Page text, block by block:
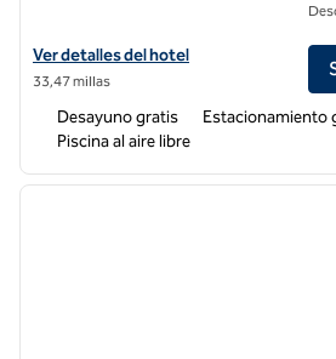
Ver detalles del hotel Hampton Inn &
Ver detalles del hotel
33,47 millas
Desayuno gratis
Estacionamiento
Piscina al aire libre
1 de 12